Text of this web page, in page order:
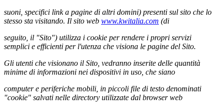
suoni, specifici link a pagine di altri domini) presenti sul sito che lo
stesso sta visitando. Il sito web www.kwitalia.com (di
seguito, il "Sito") utilizza i cookie per rendere i propri servizi
semplici e efficienti per l'utenza che visiona le pagine del Sito.
Gli utenti che visionano il Sito, vedranno inserite delle quantità
minime di informazioni nei dispositivi in uso, che siano
computer e periferiche mobili, in piccoli file di testo denominati
"cookie" salvati nelle directory utilizzate dal browser web